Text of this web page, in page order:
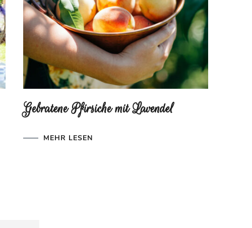
Gebratene Pfirsiche mit Lavendel
MEHR LESEN